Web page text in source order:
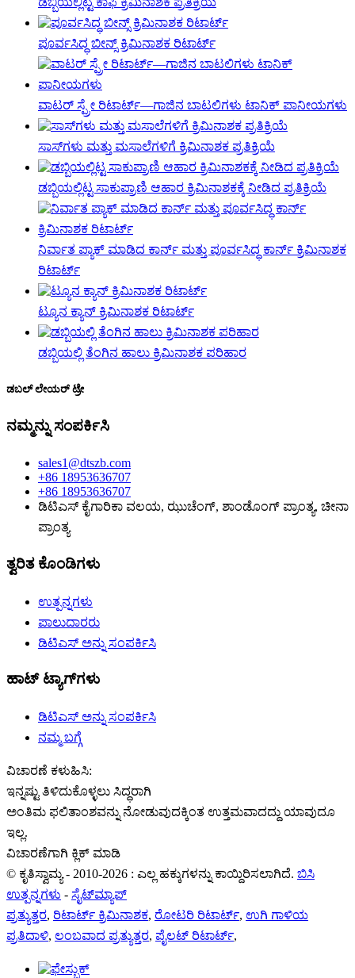
ಪೂರ್ವಸಿದ್ಧ ಬೀನ್ಸ್ ಕ್ರಿಮಿನಾಶಕ ರಿಟಾರ್ಟ್
ವಾಟರ್ ಸ್ಪ್ರೇ ರಿಟಾರ್ಟ್—ಗಾಜಿನ ಬಾಟಲಿಗಳು ಟಾನಿಕ್ ಪಾನೀಯಗಳು
ಸಾಸ್‌ಗಳು ಮತ್ತು ಮಸಾಲೆಗಳಿಗೆ ಕ್ರಿಮಿನಾಶಕ ಪ್ರತಿಕ್ರಿಯೆ
ಡಬ್ಬಿಯಲ್ಲಿಟ್ಟ ಸಾಕುಪ್ರಾಣಿ ಆಹಾರ ಕ್ರಿಮಿನಾಶಕಕ್ಕೆ ನೀಡಿದ ಪ್ರತಿಕ್ರಿಯೆ
ನಿರ್ವಾತ ಪ್ಯಾಕ್ ಮಾಡಿದ ಕಾರ್ನ್ ಮತ್ತು ಪೂರ್ವಸಿದ್ಧ ಕಾರ್ನ್ ಕ್ರಿಮಿನಾಶಕ
ರಿಟಾರ್ಟ್
ಟ್ಯೂನ ಕ್ಯಾನ್ ಕ್ರಿಮಿನಾಶಕ ರಿಟಾರ್ಟ್
ಡಬ್ಬಿಯಲ್ಲಿ ತೆಂಗಿನ ಹಾಲು ಕ್ರಿಮಿನಾಶಕ ಪರಿಹಾರ
ಡಬಲ್ ಲೇಯರ್ ಟ್ರೇ
ನಮ್ಮನ್ನು ಸಂಪರ್ಕಿಸಿ
sales1@dtszb.com
+86 18953636707
+86 18953636707
ಡಿಟಿಎಸ್ ಕೈಗಾರಿಕಾ ವಲಯ, ಝುಚೆಂಗ್, ಶಾಂಡೊಂಗ್ ಪ್ರಾಂತ್ಯ, ಚೀನಾ
ಪ್ರಾಂತ್ಯ
ತ್ವರಿತ ಕೊಂಡಿಗಳು
ಉತ್ಪನ್ನಗಳು
ಪಾಲುದಾರರು
ಡಿಟಿಎಸ್ ಅನ್ನು ಸಂಪರ್ಕಿಸಿ
ಹಾಟ್ ಟ್ಯಾಗ್‌ಗಳು
ಡಿಟಿಎಸ್ ಅನ್ನು ಸಂಪರ್ಕಿಸಿ
ನಮ್ಮ ಬಗ್ಗೆ
ವಿಚಾರಣೆ ಕಳುಹಿಸಿ:
ಇನ್ನಷ್ಟು ತಿಳಿದುಕೊಳ್ಳಲು ಸಿದ್ಧರಾಗಿ
ಅಂತಿಮ ಫಲಿತಾಂಶವನ್ನು ನೋಡುವುದಕ್ಕಿಂತ ಉತ್ತಮವಾದದ್ದು ಯಾವುದೂ
ಇಲ್ಲ.
ವಿಚಾರಣೆಗಾಗಿ ಕ್ಲಿಕ್ ಮಾಡಿ
© ಕೃತಿಸ್ವಾಮ್ಯ - 2010-2026 : ಎಲ್ಲ ಹಕ್ಕುಗಳನ್ನು ಕಾಯ್ದಿರಿಸಲಾಗಿದೆ. ಬಿಸಿ
ಉತ್ಪನ್ನಗಳು - ಸೈಟ್‌ಮ್ಯಾಪ್
ಪ್ರತ್ಯುತ್ತರ, ರಿಟಾರ್ಟ್ ಕ್ರಿಮಿನಾಶಕ, ರೋಟರಿ ರಿಟಾರ್ಟ್, ಉಗಿ ಗಾಳಿಯ
ಪ್ರತಿದಾಳಿ, ಲಂಬವಾದ ಪ್ರತ್ಯುತ್ತರ, ಪೈಲಟ್ ರಿಟಾರ್ಟ್,